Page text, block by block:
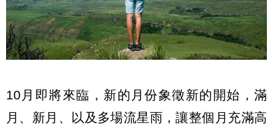
10月即將來臨，新的月份象徵新的開始，滿
月、新月、以及多場流星雨，讓整個月充滿高